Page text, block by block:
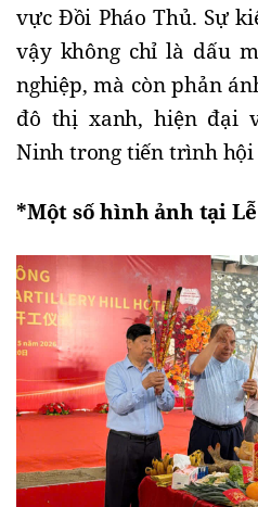
vực Đồi Pháo Thủ. Sự
vậy không chỉ là dấu
nghiệp, mà còn phản
đô thị xanh, hiện đại
Ninh trong tiến trình
*Một số hình ảnh tại